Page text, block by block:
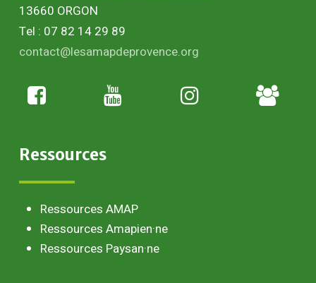
13660 ORGON
Tel : 07 82 14 29 89
contact@lesamapdeprovence.org
Adhésion
paysan
Ressources
Ressources AMAP
Ressources Amapien·ne
Ressources Paysan·ne